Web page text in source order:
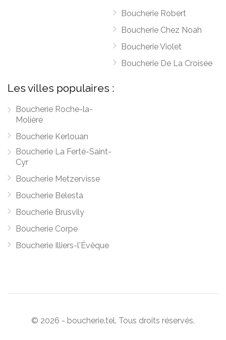
Boucherie Robert
Boucherie Chez Noah
Boucherie Violet
Boucherie De La Croisée
Les villes populaires :
Boucherie Roche-la-
Molière
Boucherie Kerlouan
Boucherie La Ferté-Saint-
Cyr
Boucherie Metzervisse
Boucherie Belesta
Boucherie Brusvily
Boucherie Corpe
Boucherie Illiers-l'Évêque
© 2026 - boucherie.tel. Tous droits réservés.